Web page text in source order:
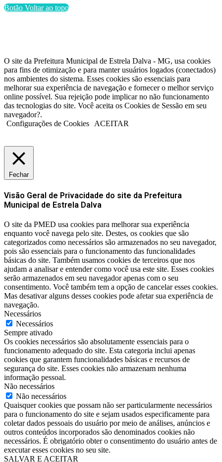
Botão Voltar ao topo
O site da Prefeitura Municipal de Estrela Dalva - MG, usa cookies
para fins de otimização e para manter usuários logados (conectados)
nos ambientes do sistema. Esses cookies são essenciais para
melhorar sua experiência de navegação e fornecer o melhor serviço
online possível. Sua rejeição pode implicar no não funcionamento
das tecnologias do site. Você aceita os Cookies de Sessão em seu
navegador?.
Configurações de Cookies
ACEITAR
Fechar
Visão Geral de Privacidade do site da Prefeitura
Municipal de Estrela Dalva
O site da PMED usa cookies para melhorar sua experiência
enquanto você navega pelo site. Destes, os cookies que são
categorizados como necessários são armazenados no seu navegador,
pois são essenciais para o funcionamento das funcionalidades
básicas do site. Também usamos cookies de terceiros que nos
ajudam a analisar e entender como você usa este site. Esses cookies
serão armazenados em seu navegador apenas com o seu
consentimento. Você também tem a opção de cancelar esses cookies.
Mas desativar alguns desses cookies pode afetar sua experiência de
navegação.
Necessários
Necessários
Sempre ativado
Os cookies necessários são absolutamente essenciais para o
funcionamento adequado do site. Esta categoria inclui apenas
cookies que garantem funcionalidades básicas e recursos de
segurança do site. Esses cookies não armazenam nenhuma
informação pessoal.
Não necessários
Não necessários
Quaisquer cookies que possam não ser particularmente necessários
para o funcionamento do site e sejam usados ​​especificamente para
coletar dados pessoais do usuário por meio de análises, anúncios e
outros conteúdos incorporados são denominados cookies não
necessários. É obrigatório obter o consentimento do usuário antes de
executar esses cookies no seu site.
SALVAR E ACEITAR